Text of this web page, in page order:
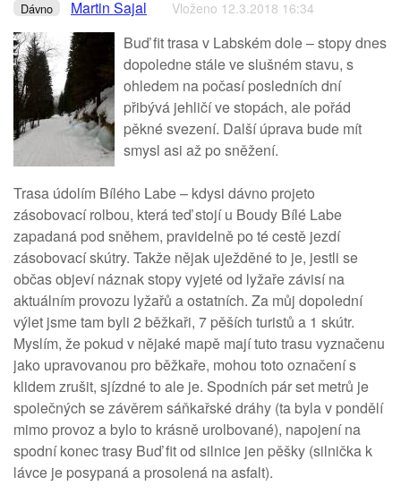
Dávno Martin Sajal Vloženo 12.3.2018 16:34
Buď fit trasa v Labském dole – stopy dnes
dopoledne stále ve slušném stavu, s
ohledem na počasí posledních dní
přibývá jehličí ve stopách, ale pořád
pěkné svezení. Další úprava bude mít
smysl asi až po sněžení.
Trasa údolím Bílého Labe – kdysi dávno projeto
zásobovací rolbou, která teď stojí u Boudy Bílé Labe
zapadaná pod sněhem, pravidelně po té cestě jezdí
zásobovací skútry. Takže nějak uježděné to je, jestli se
občas objeví náznak stopy vyjeté od lyžaře závisí na
aktuálním provozu lyžařů a ostatních. Za můj dopolední
výlet jsme tam byli 2 běžkaři, 7 pěších turistů a 1 skútr.
Myslím, že pokud v nějaké mapě mají tuto trasu vyznačenu
jako upravovanou pro běžkaře, mohou toto označení s
klidem zrušit, sjízdné to ale je. Spodních pár set metrů je
společných se závěrem sáňkařské dráhy (ta byla v pondělí
mimo provoz a bylo to krásně urolbované), napojení na
spodní konec trasy Buď fit od silnice jen pěšky (silnička k
lávce je posypaná a prosolená na asfalt).